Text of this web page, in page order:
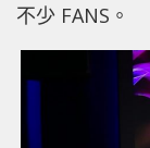
不少 FANS。